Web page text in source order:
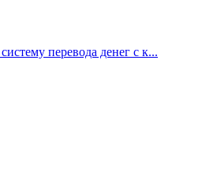
перевода денег с к...